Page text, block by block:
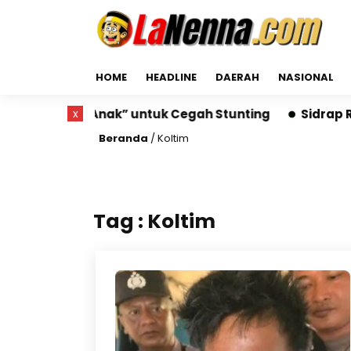
HOME HEADLINE DAERAH NASIONAL
Gizi Anak” untuk Cegah Stunting Sidrap
Beranda /Koltim
Tag : Koltim
x